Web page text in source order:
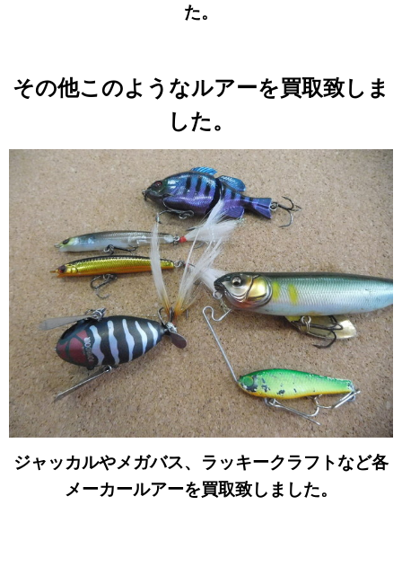
た。
その他このようなルアーを買取致しま
した。
ジャッカルやメガバス、ラッキークラフトなど各
メーカールアーを買取致しました。